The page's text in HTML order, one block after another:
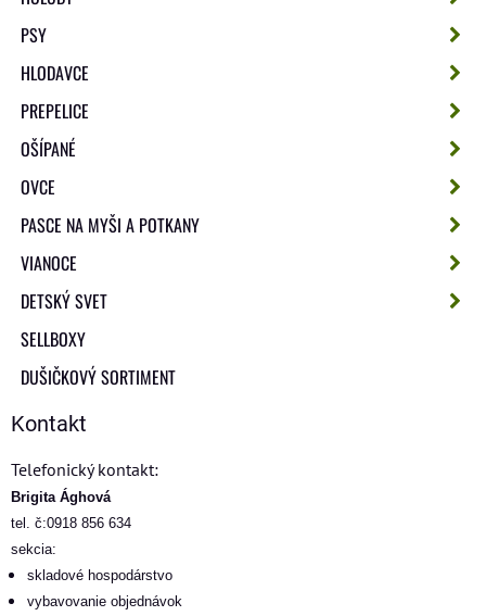
PSY
HLODAVCE
PREPELICE
OŠÍPANÉ
OVCE
PASCE NA MYŠI A POTKANY
VIANOCE
DETSKÝ SVET
SELLBOXY
DUŠIČKOVÝ SORTIMENT
Kontakt
Telefonický kontakt:
Brigita Ághová
tel. č:0918 856 634
sekcia:
skladové hospodárstvo
vybavovanie objednávok